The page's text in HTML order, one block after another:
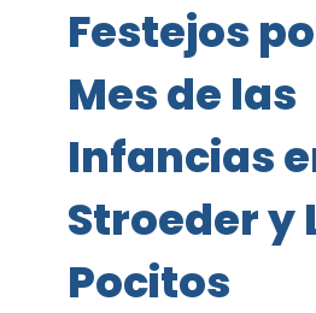
Festejos
Mes de las
Infancias
Stroeder y
Pocitos